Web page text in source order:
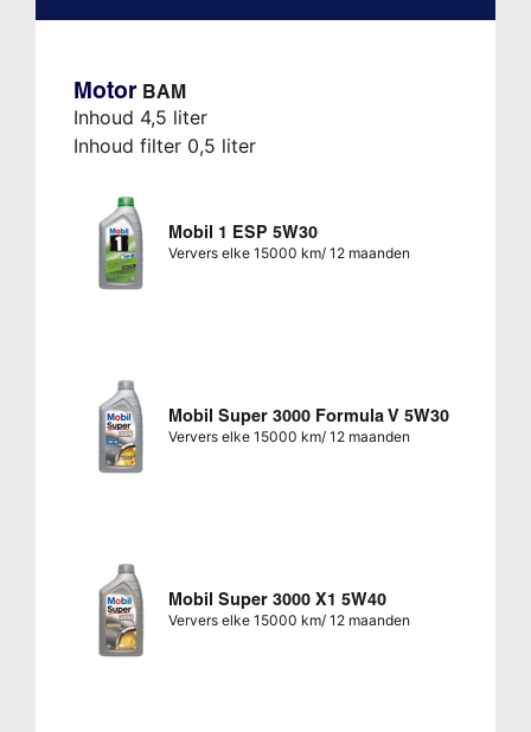
Motor BAM
Inhoud 4,5 liter
Inhoud filter 0,5 liter
Mobil 1 ESP 5W30
Ververs elke 15000 km/ 12 maanden
Mobil Super 3000 Formula V 5W30
Ververs elke 15000 km/ 12 maanden
Mobil Super 3000 X1 5W40
Ververs elke 15000 km/ 12 maanden